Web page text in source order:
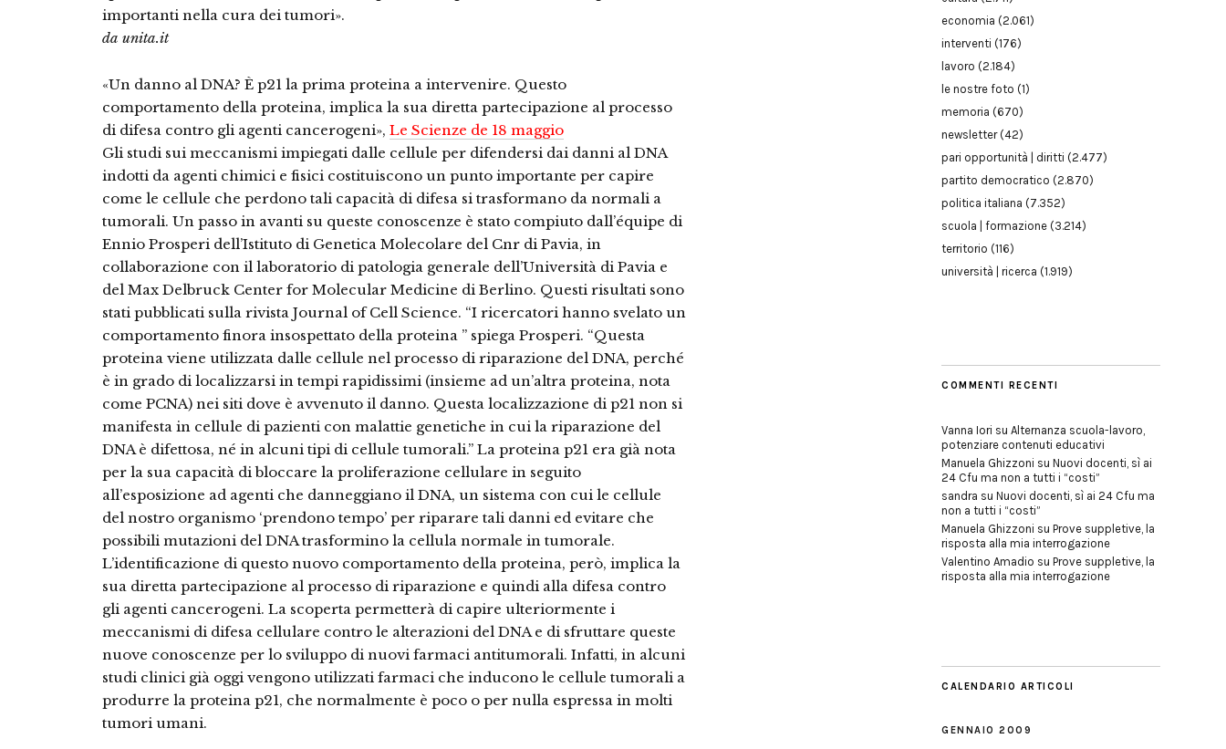
importanti nella cura dei tumori».
da unita.it
«Un danno al DNA? È p21 la prima proteina a intervenire. Questo
comportamento della proteina, implica la sua diretta partecipazione al processo
di difesa contro gli agenti cancerogeni», Le Scienze de 18 maggio
Gli studi sui meccanismi impiegati dalle cellule per difendersi dai danni al DNA
indotti da agenti chimici e fisici costituiscono un punto importante per capire
come le cellule che perdono tali capacità di difesa si trasformano da normali a
tumorali. Un passo in avanti su queste conoscenze è stato compiuto dall’équipe di
Ennio Prosperi dell’Istituto di Genetica Molecolare del Cnr di Pavia, in
collaborazione con il laboratorio di patologia generale dell’Università di Pavia e
del Max Delbruck Center for Molecular Medicine di Berlino. Questi risultati sono
stati pubblicati sulla rivista Journal of Cell Science. “I ricercatori hanno svelato un
comportamento finora insospettato della proteina ” spiega Prosperi. “Questa
proteina viene utilizzata dalle cellule nel processo di riparazione del DNA, perché
è in grado di localizzarsi in tempi rapidissimi (insieme ad un’altra proteina, nota
come PCNA) nei siti dove è avvenuto il danno. Questa localizzazione di p21 non si
manifesta in cellule di pazienti con malattie genetiche in cui la riparazione del
DNA è difettosa, né in alcuni tipi di cellule tumorali.” La proteina p21 era già nota
per la sua capacità di bloccare la proliferazione cellulare in seguito
all’esposizione ad agenti che danneggiano il DNA, un sistema con cui le cellule
del nostro organismo ‘prendono tempo’ per riparare tali danni ed evitare che
possibili mutazioni del DNA trasformino la cellula normale in tumorale.
L’identificazione di questo nuovo comportamento della proteina, però, implica la
sua diretta partecipazione al processo di riparazione e quindi alla difesa contro
gli agenti cancerogeni. La scoperta permetterà di capire ulteriormente i
meccanismi di difesa cellulare contro le alterazioni del DNA e di sfruttare queste
nuove conoscenze per lo sviluppo di nuovi farmaci antitumorali. Infatti, in alcuni
studi clinici già oggi vengono utilizzati farmaci che inducono le cellule tumorali a
produrre la proteina p21, che normalmente è poco o per nulla espressa in molti
tumori umani.
economia (2.061)
interventi (176)
lavoro (2.184)
le nostre foto (1)
memoria (670)
newsletter(42)
pari opportunità | diritti (2.477)
partito democratico (2.870)
politica italiana (7.352)
scuola | formazione (3.214)
territorio (116)
università | ricerca (1.919)
COMMENTI RECENTI
Vanna Iori su Alternanza scuola-lavoro,
potenziare contenuti educativi
Manuela Ghizzoni su Nuovi docenti, sì ai
24 Cfu ma non a tutti i “costi”
sandra su Nuovi docenti, sì ai 24 Cfu ma
non a tutti i “costi”
Manuela Ghizzoni su Prove suppletive, la
risposta alla mia interrogazione
Valentino Amadio su Prove suppletive, la
risposta alla mia interrogazione
CALENDARIO ARTICOLI
GENNAIO 2009